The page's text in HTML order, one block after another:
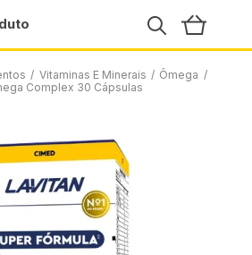
/ Vitaminas E Minerais / Ômega /
Complex 30 Cápsulas